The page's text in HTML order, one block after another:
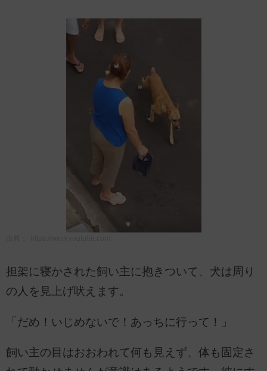
担架に寝かされた飼い主に抱きついて、犬は周り
の人を見上げ吠えます。
「だめ！いじめないで！あっちに行って！」
飼い主の目はおおわれて何も見えず、体も固定さ